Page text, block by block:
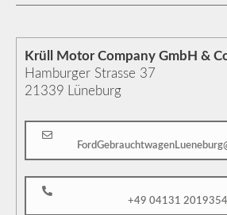
Krüll Motor Company GmbH &
Hamburger Strasse 37
21339
Lüneburg
+49 04131 2019354